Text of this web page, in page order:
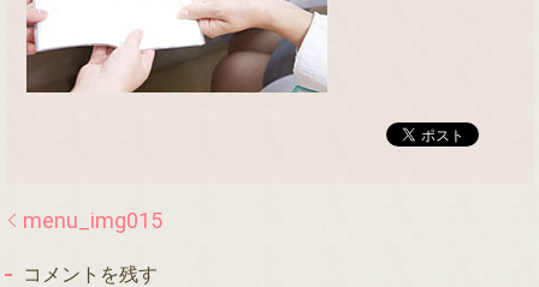
menu_img015
コメントを残す